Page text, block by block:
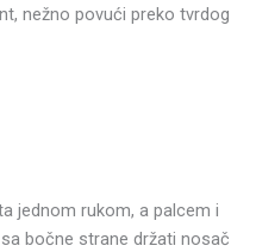
nežno povući preko tvrdog
jednom rukom, a palcem i
bočne strane držati nosač